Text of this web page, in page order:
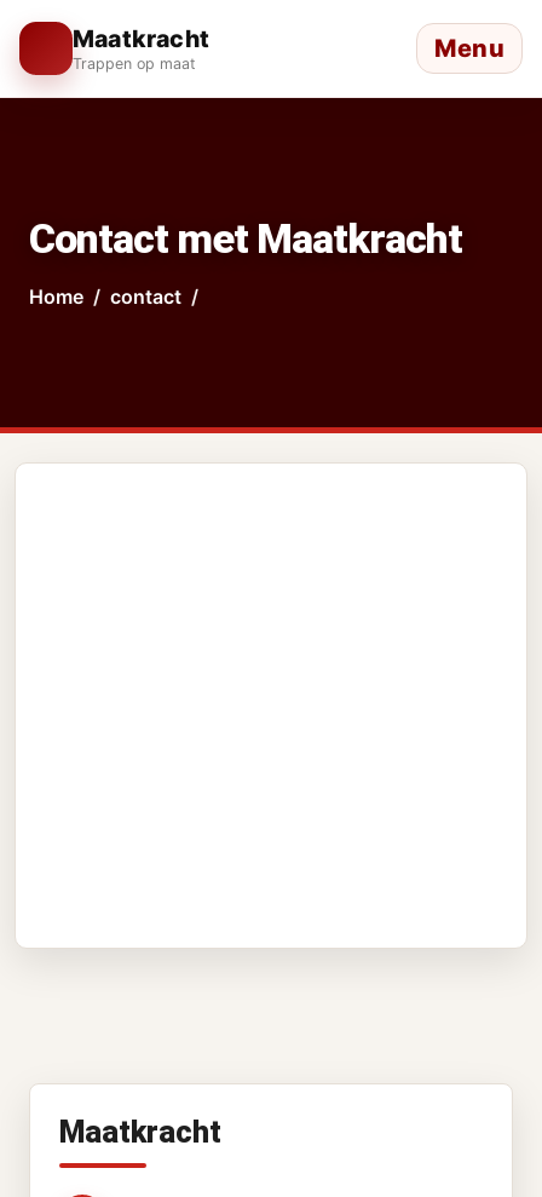
Maatkracht
Trappen op maat Menu
Contact met Maatkracht
Home contact
Maatkracht